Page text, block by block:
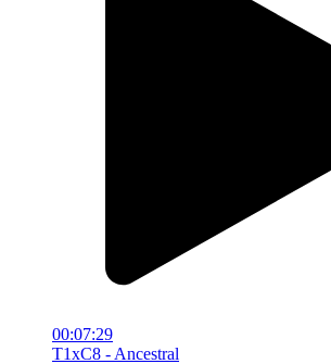
00:07:29
T1xC8 - Ancestral